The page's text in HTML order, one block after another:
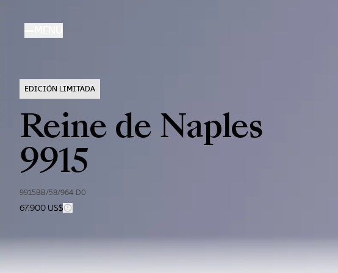
contenido
EDICIÓN LIMITADA
Reine de Naples
9915
9915BB/58/964 D0
67.900 US$